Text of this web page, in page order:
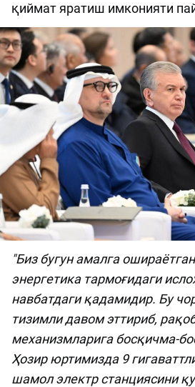
қиймат яратиш имконияти
"Биз бугун амалга
энергетика тармоғидаги
навбатдаги қадамидир. Бу
тизимли давом эттириб,
механизмларига босқичма-
Ҳозир юртимизда 9
шамол электр станциясини